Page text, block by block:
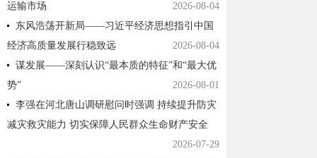
运输市场
2026-08-04
东风浩荡开新局——习近平经济思想指引中国
经济高质量发展行稳致远
2026-08-04
谋发展——深刻认识“最本质的特征”和“最大优
势”
2026-08-01
李强在河北唐山调研慰问时强调 持续提升防灾
减灾救灾能力 切实保障人民群众生命财产安全
2026-07-29